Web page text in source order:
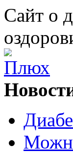
Сайт о